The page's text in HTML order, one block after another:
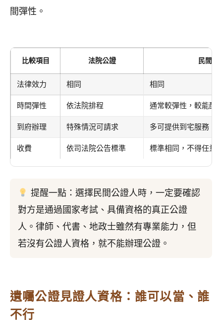
間彈性。
比較項目 法院公證 民間公
法律效力 相同 相同
時間彈性 依法院排程 通常較彈性，較能配
到府辦理 特殊情況可請求 多可提供到宅服務，
收費 依司法院公告標準 標準相同，不得任意
提醒一點：選擇民間公證人時，一定要確認
對方是通過國家考試、具備資格的真正公證
人。律師、代書、地政士雖然有專業能力，但
若沒有公證人資格，就不能辦理公證。
遺囑公證見證人資格：誰可以當、誰
不行